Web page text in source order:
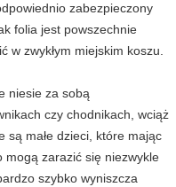
zabezpieczony
folia jest powszechnie
zwykłym miejskim koszu.
niesie za sobą
czy chodnikach, wciąż
są małe dzieci, które mając
mogą zarazić się niezwykle
szybko wyniszcza